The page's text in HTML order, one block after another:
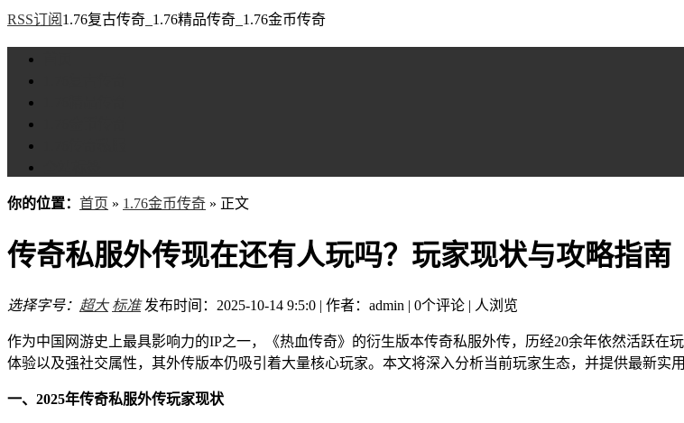
RSS订阅 1.76复古传奇_1.76精品传奇_1.76金币传奇
你的位置： 首页 » 1.76金币传奇 » 正文
传奇私服外传现在还有人玩吗？玩家现状与攻略指南
选择字号： 超大 标准 发布时间：2025-10-14 9:5:0 | 作者：admin | 0个评论 | 人浏览
作为中国网游史上最具影响力的IP之一，《热血传奇》的衍生版本传奇私服外传，历经20余年依然活跃
体验以及强社交属性，其外传版本仍吸引着大量核心玩家。本文将深入分析当前玩家生态，并提供最新实
一、2025年传奇私服外传玩家现状